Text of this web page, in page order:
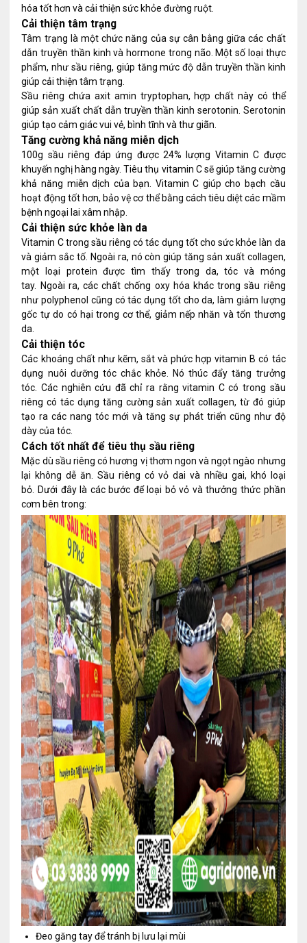
hóa tốt hơn và cải thiện sức khỏe đường ruột.
Cải thiện tâm trạng
Tâm trạng là một chức năng của sự cân bằng giữa các chất
dẫn truyền thần kinh và hormone trong não. Một số loại thực
phẩm, như sầu riêng, giúp tăng mức độ dẫn truyền thần kinh
giúp cải thiện tâm trạng.
Sầu riêng chứa axit amin tryptophan, hợp chất này có thể
giúp sản xuất chất dẫn truyền thần kinh serotonin. Serotonin
giúp tạo cảm giác vui vẻ, bình tĩnh và thư giãn.
Tăng cường khả năng miễn dịch
100g sầu riêng đáp ứng được 24% lượng Vitamin C được
khuyến nghị hàng ngày. Tiêu thụ vitamin C sẽ giúp tăng cường
khả năng miễn dịch của bạn. Vitamin C giúp cho bạch cầu
hoạt động tốt hơn, bảo vệ cơ thể bằng cách tiêu diệt các mầm
bệnh ngoại lai xâm nhập.
Cải thiện sức khỏe làn da
Vitamin C trong sầu riêng có tác dụng tốt cho sức khỏe làn da
và giảm sắc tố. Ngoài ra, nó còn giúp tăng sản xuất collagen,
một loại protein được tìm thấy trong da, tóc và móng
tay. Ngoài ra, các chất chống oxy hóa khác trong sầu riêng
như polyphenol cũng có tác dụng tốt cho da, làm giảm lượng
gốc tự do có hại trong cơ thể, giảm nếp nhăn và tổn thương
da.
Cải thiện tóc
Các khoáng chất như kẽm, sắt và phức hợp vitamin B có tác
dụng nuôi dưỡng tóc chắc khỏe. Nó thúc đẩy tăng trưởng
tóc. Các nghiên cứu đã chỉ ra rằng vitamin C có trong sầu
riêng có tác dụng tăng cường sản xuất collagen, từ đó giúp
tạo ra các nang tóc mới và tăng sự phát triển cũng như độ
dày của tóc.
Cách tốt nhất để tiêu thụ sầu riêng
Mặc dù sầu riêng có hương vị thơm ngon và ngọt ngào nhưng
lại không dễ ăn. Sầu riêng có vỏ dai và nhiều gai, khó loại
bỏ. Dưới đây là các bước để loại bỏ vỏ và thưởng thức phần
cơm bên trong:
Đeo găng tay để tránh bị lưu lại mùi